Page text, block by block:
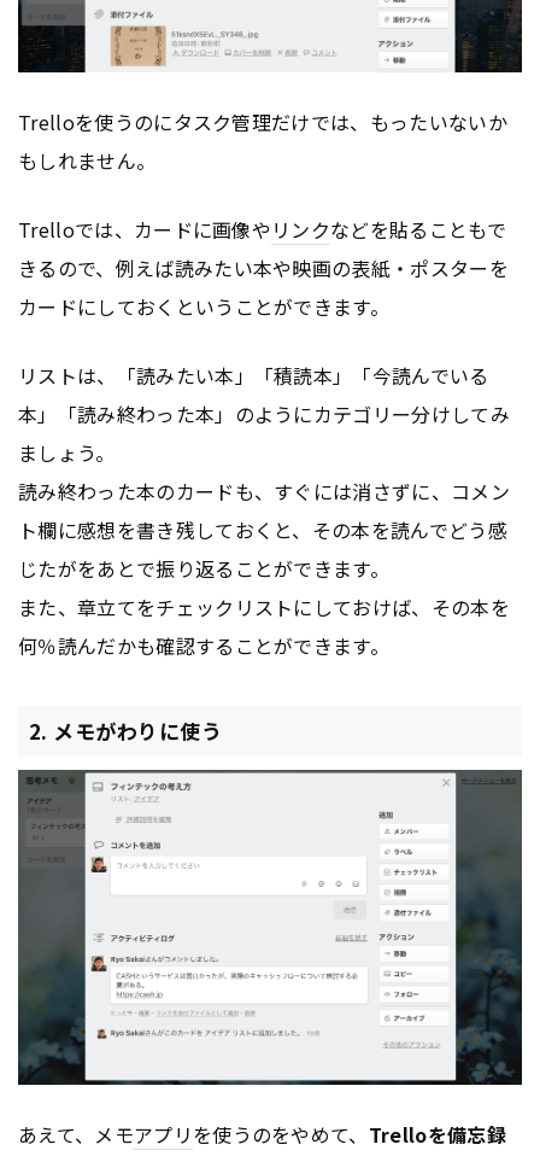
Trelloを使うのにタスク管理だけでは、もったいないか
もしれません。
Trelloでは、カードに画像やリンクなどを貼ることもで
きるので、例えば読みたい本や映画の表紙・ポスターを
カードにしておくということができます。
リストは、「読みたい本」「積読本」「今読んでいる
本」「読み終わった本」のようにカテゴリー分けしてみ
ましょう。
読み終わった本のカードも、すぐには消さずに、コメン
ト欄に感想を書き残しておくと、その本を読んでどう感
じたがをあとで振り返ることができます。
また、章立てをチェックリストにしておけば、その本を
何％読んだかも確認することができます。
2. メモがわりに使う
あえて、メモアプリを使うのをやめて、 Trelloを備忘録